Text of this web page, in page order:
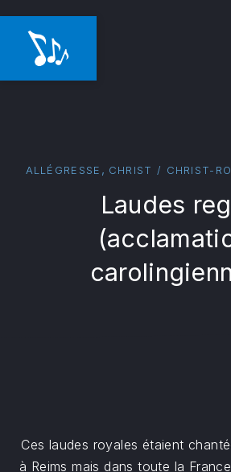
ALLÉGRESSE , CHRIST / CHRIST-
Laudes
Ces laudes royales étaient
à Reims mais dans toute la